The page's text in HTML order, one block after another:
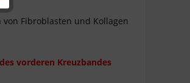
Fibroblasten und Kollagen
vorderen Kreuzbandes